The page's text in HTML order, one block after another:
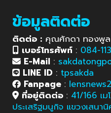
ข้อมูลติดต่อ
ติดต่อ : คุณศักดา ทองพูล
เบอร์โทรศัพท์ : 084-
E-Mail :
LINE ID : tpsakda
Fanpage :
ที่อยู่ติดต่อ : 41/166 เ
ประเสริฐมนูกิจ แขวงเสนา